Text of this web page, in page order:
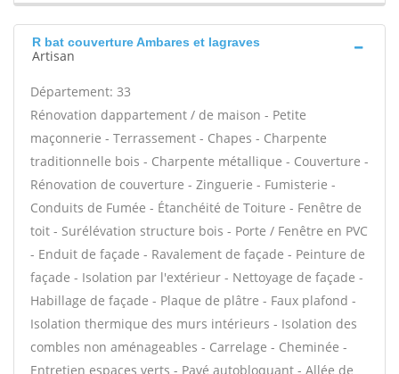
R bat couverture Ambares et lagraves
Artisan
Département: 33
Rénovation dappartement / de maison - Petite
maçonnerie - Terrassement - Chapes - Charpente
traditionnelle bois - Charpente métallique - Couverture -
Rénovation de couverture - Zinguerie - Fumisterie -
Conduits de Fumée - Étanchéité de Toiture - Fenêtre de
toit - Surélévation structure bois - Porte / Fenêtre en PVC
- Enduit de façade - Ravalement de façade - Peinture de
façade - Isolation par l'extérieur - Nettoyage de façade -
Habillage de façade - Plaque de plâtre - Faux plafond -
Isolation thermique des murs intérieurs - Isolation des
combles non aménageables - Carrelage - Cheminée -
Entretien espaces verts - Pavé autobloquant - Allée de